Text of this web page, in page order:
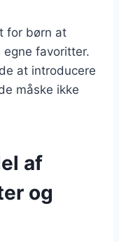
for børn at
favoritter.
at introducere
måske ikke
af
og